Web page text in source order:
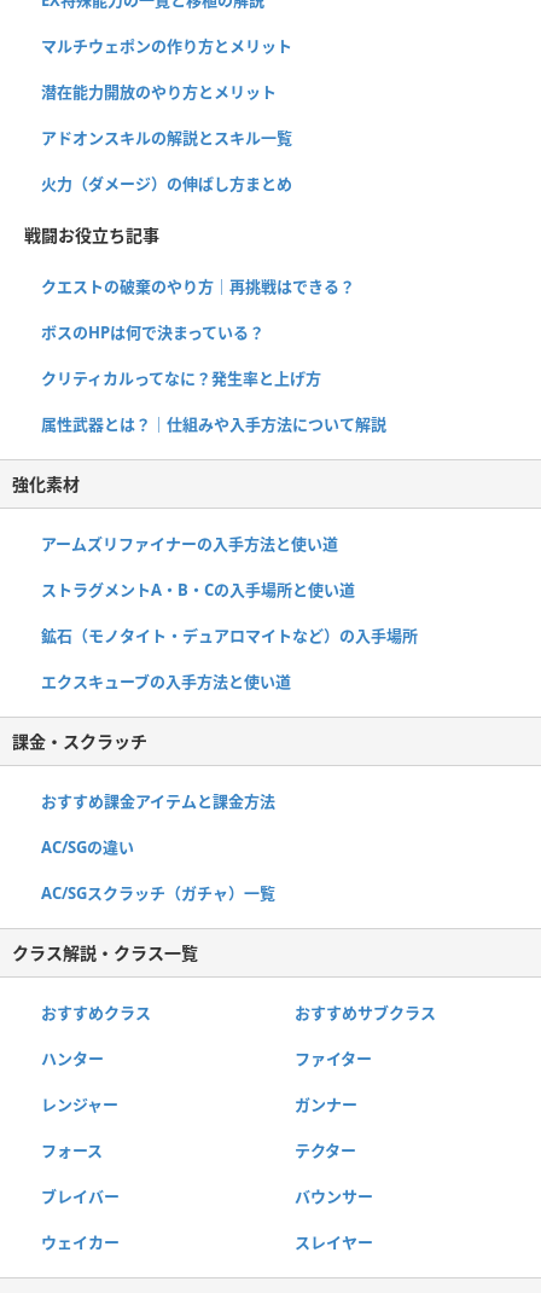
マルチウェポンの作り方とメリット
潜在能力開放のやり方とメリット
アドオンスキルの解説とスキル一覧
火力（ダメージ）の伸ばし方まとめ
戦闘お役立ち記事
クエストの破棄のやり方｜再挑戦はできる？
ボスのHPは何で決まっている？
クリティカルってなに？発生率と上げ方
属性武器とは？｜仕組みや入手方法について解説
強化素材
アームズリファイナーの入手方法と使い道
ストラグメントA・B・Cの入手場所と使い道
鉱石（モノタイト・デュアロマイトなど）の入手場所
エクスキューブの入手方法と使い道
課金・スクラッチ
おすすめ課金アイテムと課金方法
AC/SGの違い
AC/SGスクラッチ（ガチャ）一覧
クラス解説・クラス一覧
おすすめクラス おすすめサブクラス
ハンター ファイター
レンジャー ガンナー
フォース テクター
ブレイバー バウンサー
ウェイカー スレイヤー